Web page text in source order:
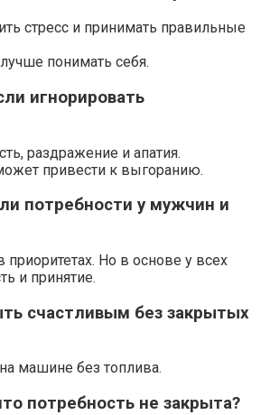
стресс и принимать правильные
понимать себя.
игнорировать
раздражение и апатия.
привести к выгоранию.
потребности у мужчин и
приоритетах. Но в основе у всех
и принятие.
счастливым без закрытых
машине без топлива.
потребность не закрыта?